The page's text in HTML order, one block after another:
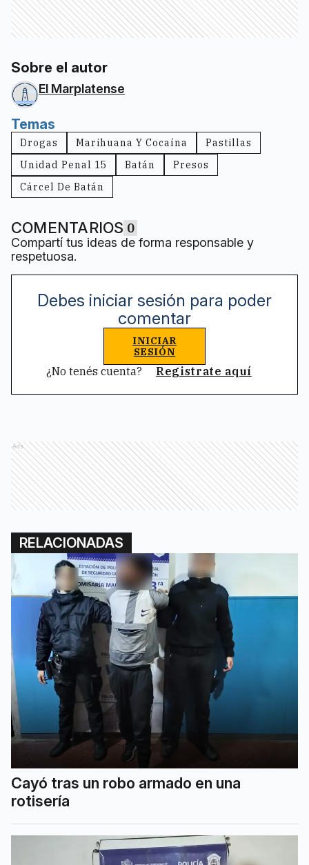
Sobre el autor
El Marplatense
Temas
Drogas Marihuana Y Cocaína
Pastillas
Unidad Penal 15
Batán
Presos
Cárcel De Batán
COMENTARIOS 0
Compartí tus ideas de forma responsable y
respetuosa.
Debes iniciar sesión para poder
comentar
INICIAR
SESIÓN
¿No tenés cuenta? Registrate aquí
Ads
RELACIONADAS
Cayó tras un robo armado en una
rotisería